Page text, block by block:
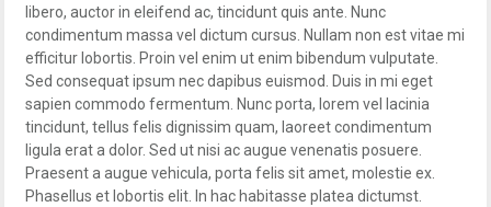
libero, auctor in eleifend ac, tincidunt quis ante. Nunc
condimentum massa vel dictum cursus. Nullam non est vitae mi
efficitur lobortis. Proin vel enim ut enim bibendum vulputate.
Sed consequat ipsum nec dapibus euismod. Duis in mi eget
sapien commodo fermentum. Nunc porta, lorem vel lacinia
tincidunt, tellus felis dignissim quam, laoreet condimentum
ligula erat a dolor. Sed ut nisi ac augue venenatis posuere.
Praesent a augue vehicula, porta felis sit amet, molestie ex.
Phasellus et lobortis elit. In hac habitasse platea dictumst.